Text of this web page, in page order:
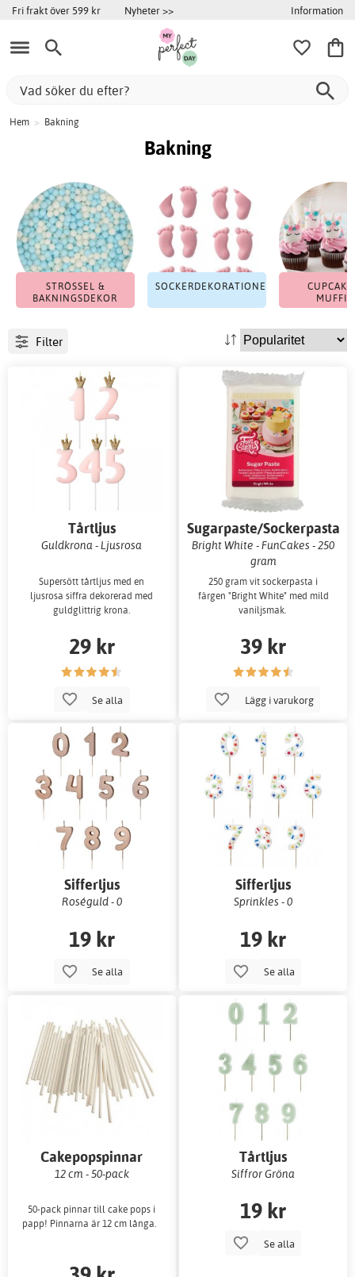
Fri frakt över 599 kr Nyheter >> Information
Hem > Bakning
Bakning
STRÖSSEL &
BAKNINGSDEKOR
SOCKERDEKORATIONER
Filter
Tårtljus
Guldkrona - Ljusrosa
Supersött tårtljus med en
ljusrosa siffra dekorerad med
guldglittrig krona.
29 kr
Se alla
Sugarpaste/Sockerpasta
Bright White - FunCakes - 250
gram
250 gram vit sockerpasta i
färgen "Bright White" med mild
vaniljsmak.
39 kr
Lägg i varukorg
Sifferljus
Roséguld - 0
19 kr
Se alla
Sifferljus
Sprinkles - 0
19 kr
Se alla
Cakepopspinnar
12 cm - 50-pack
50-pack pinnar till cake pops i
papp! Pinnarna är 12 cm långa.
Tårtljus
Siffror Gröna
19 kr
Se alla